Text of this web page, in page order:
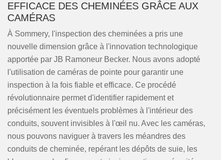
EFFICACE DES CHEMINÉES GRÂCE AUX
CAMÉRAS
À Sommery, l'inspection des cheminées a pris une
nouvelle dimension grâce à l'innovation technologique
apportée par JB Ramoneur Becker. Nous avons adopté
l'utilisation de caméras de pointe pour garantir une
inspection à la fois fiable et efficace. Ce procédé
révolutionnaire permet d'identifier rapidement et
précisément les éventuels problèmes à l'intérieur des
conduits, souvent invisibles à l'œil nu. Avec les caméras,
nous pouvons naviguer à travers les méandres des
conduits de cheminée, repérant les dépôts de suie, les